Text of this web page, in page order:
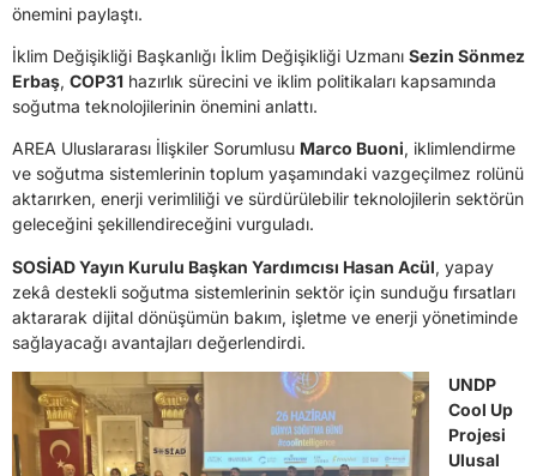
önemini paylaştı.
İklim Değişikliği Başkanlığı İklim Değişikliği Uzmanı Sezin Sönmez
Erbaş, COP31 hazırlık sürecini ve iklim politikaları kapsamında
soğutma teknolojilerinin önemini anlattı.
AREA Uluslararası İlişkiler Sorumlusu Marco Buoni, iklimlendirme
ve soğutma sistemlerinin toplum yaşamındaki vazgeçilmez rolünü
aktarırken, enerji verimliliği ve sürdürülebilir teknolojilerin sektörün
geleceğini şekillendireceğini vurguladı.
SOSİAD Yayın Kurulu Başkan Yardımcısı Hasan Acül, yapay
zekâ destekli soğutma sistemlerinin sektör için sunduğu fırsatları
aktararak dijital dönüşümün bakım, işletme ve enerji yönetiminde
sağlayacağı avantajları değerlendirdi.
UNDP
Cool Up
Projesi
Ulusal